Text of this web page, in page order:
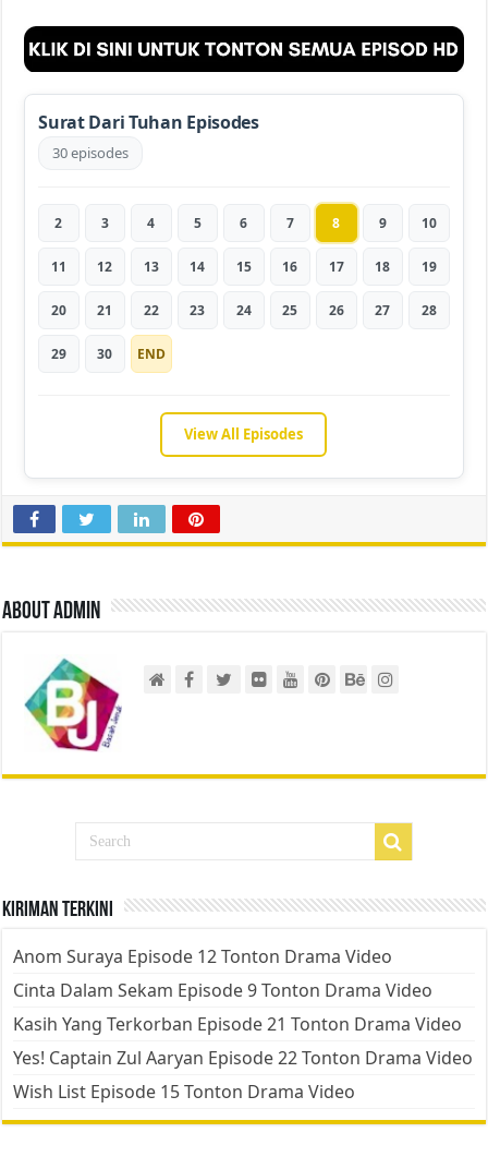
Surat Dari Tuhan Episodes
30 episodes
2 3 4 5 6 7 8 9 10
11 12 13 14 15 16 17 18 19
20 21 22 23 24 25 26 27 28
29 30 END
View All Episodes
About admin
Kiriman Terkini
Anom Suraya Episode 12 Tonton Drama Video
Cinta Dalam Sekam Episode 9 Tonton Drama Video
Kasih Yang Terkorban Episode 21 Tonton Drama Video
Yes! Captain Zul Aaryan Episode 22 Tonton Drama Video
Wish List Episode 15 Tonton Drama Video